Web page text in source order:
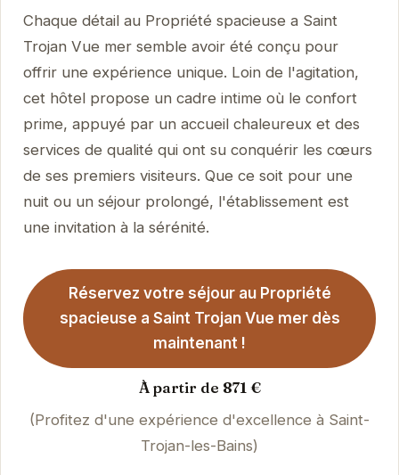
Chaque détail au Propriété spacieuse a Saint
Trojan Vue mer semble avoir été conçu pour
offrir une expérience unique. Loin de l'agitation,
cet hôtel propose un cadre intime où le confort
prime, appuyé par un accueil chaleureux et des
services de qualité qui ont su conquérir les cœurs
de ses premiers visiteurs. Que ce soit pour une
nuit ou un séjour prolongé, l'établissement est
une invitation à la sérénité.
Réservez votre séjour au Propriété
spacieuse a Saint Trojan Vue mer dès
maintenant !
À partir de 871 €
(Profitez d'une expérience d'excellence à Saint-
Trojan-les-Bains)